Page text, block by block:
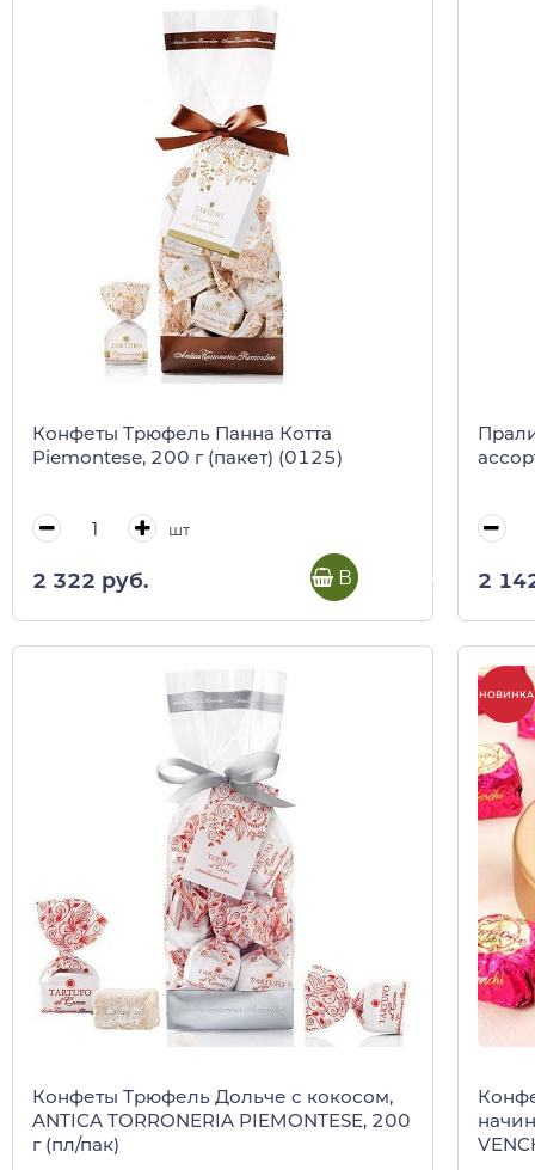
Конфеты Трюфель Панна Котта
Piemontese, 200 г (пакет) (0125)
шт
2 322 руб. В корзину 2
Конфеты Трюфель Дольче с кокосом,
ANTICA TORRONERIA PIEMONTESE, 200
г (пл/пак)
НОВИНКА